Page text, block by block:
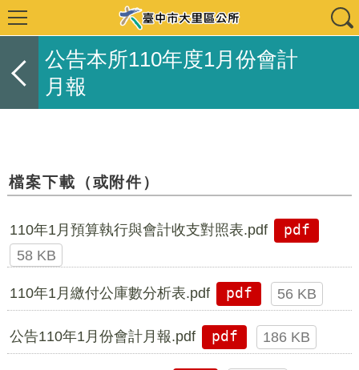
公告本所110年度1月份會計
月報
檔案下載（或附件）
110年1月預算執行與會計收支對照表.pdf
pdf
58 KB
110年1月繳付公庫數分析表.pdf pdf 56 KB
公告110年1月份會計月報.pdf pdf 186 KB